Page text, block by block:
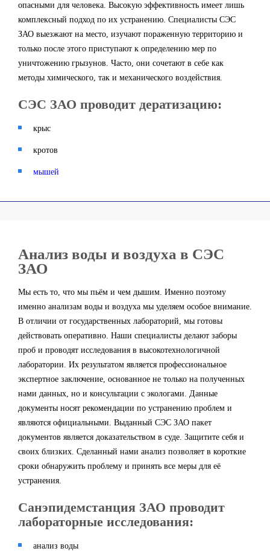
опасными для человека. Высокую эффективность имеет лишь
комплексный подход по их устранению. Специалисты СЭС
ЗАО выезжают на место, изучают пораженную территорию и
только после этого приступают к определению мер по
уничтожению грызунов. Часто, они сочетают в себе как
методы химического, так и механического воздействия.
СЭС ЗАО проводит дератизацию:
крыс
кротов
мышей
Анализ воды и воздуха в СЭС
ЗАО
Мы есть то, что мы пьём и чем дышим. Именно поэтому
именно анализам воды и воздуха мы уделяем особое внимание.
В отличии от государственных лабораторий, мы готовы
действовать оперативно. Наши специалисты делают заборы
проб и проводят исследования в высокотехнологичной
лаборатории. Их результатом является профессиональное
экспертное заключение, основанное не только на полученных
нами данных, но и консультации с экологами. Данные
документы носят рекомендации по устранению проблем и
являются официальными. Выданный СЭС ЗАО пакет
документов является доказательством в суде. Защитите себя и
своих близких. Сделанный нами анализ позволяет в короткие
сроки обнаружить проблему и принять все меры для её
устранения.
Санэпидемстанция ЗАО проводит
лабораторные исследования:
анализ воды